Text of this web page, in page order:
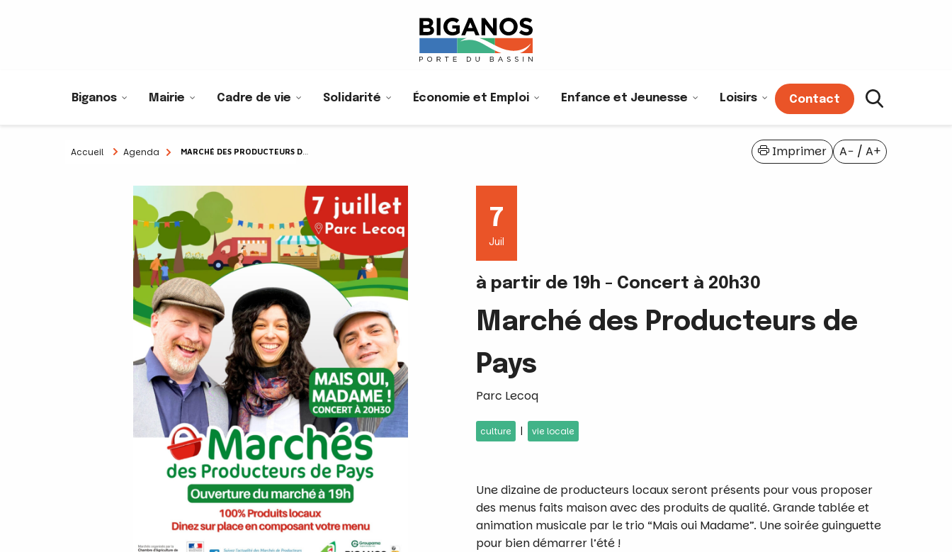
Biganos Mairie Cadre de vie Solidarité Économie et Emploi Enfance et Jeunesse Loisirs Contact
Accueil Agenda MARCHÉ DES PRODUCTEURS DE PAYS A− / A+
Imprimer
7
Juil
à partir de 19h - Concert à 20h30
Marché des Producteurs de
Pays
Parc Lecoq
culture | vie locale
Une dizaine de producteurs locaux seront présents pour vous proposer
des menus faits maison avec des produits de qualité. Grande tablée et
animation musicale par le trio “Mais oui Madame”. Une soirée guinguette
pour bien démarrer l’été !